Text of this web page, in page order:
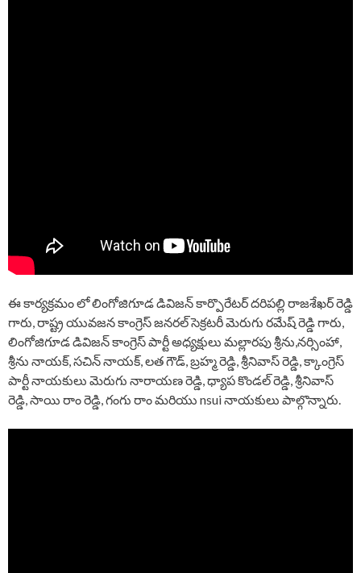
ఈ కార్యక్రమం లో లింగోజిగూడ డివిజన్ కార్పొరేటర్ దరిపల్లి రాజశేఖర్ రెడ్డి
గారు, రాష్ట్ర యువజన కాంగ్రెస్ జనరల్ సెక్రటరీ మెరుగు రమేష్ రెడ్డి గారు,
లింగోజిగూడ డివిజన్ కాంగ్రెస్ పార్టీ అధ్యక్షులు మల్లారపు శ్రీను,నర్సింహా,
శ్రీను నాయక్, సచిన్ నాయక్, లత గౌడ్, బ్రహ్మ రెడ్డి, శ్రీనివాస్ రెడ్డి, క్కాంగ్రెస్
పార్టీ నాయకులు మెరుగు నారాయణ రెడ్డి, ధ్యాప కొండల్ రెడ్డి, శ్రీనివాస్
రెడ్డి, సాయి రాం రెడ్డి, గంగు రాం మరియు nsui నాయకులు పాల్గొన్నారు.